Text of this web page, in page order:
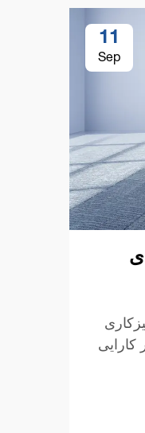
11
Sep
بهتر